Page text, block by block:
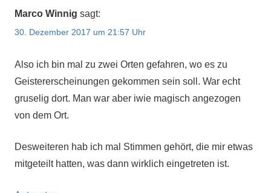
Marco Winnig sagt:
30. Dezember 2017 um 21:57 Uhr
Also ich bin mal zu zwei Orten gefahren, wo es zu
Geistererscheinungen gekommen sein soll. War echt
gruselig dort. Man war aber iwie magisch angezogen
von dem Ort.
Desweiteren hab ich mal Stimmen gehört, die mir etwas
mitgeteilt hatten, was dann wirklich eingetreten ist.